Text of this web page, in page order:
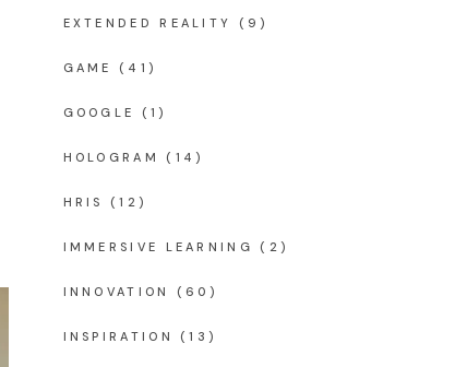
EXTENDED REALITY (9)
GAME (41)
GOOGLE (1)
HOLOGRAM (14)
HRIS (12)
IMMERSIVE LEARNING (2)
INNOVATION (60)
INSPIRATION (13)